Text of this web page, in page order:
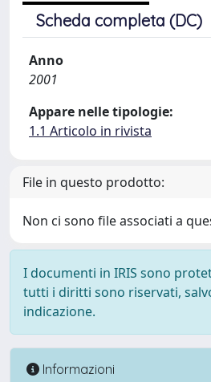
Scheda completa (DC)
Anno
2001
Appare nelle tipologie:
1.1 Articolo in rivista
File in questo prodotto:
Non ci sono file associati a
I documenti in IRIS sono
tutti i diritti sono riservati,
indicazione.
Informazioni